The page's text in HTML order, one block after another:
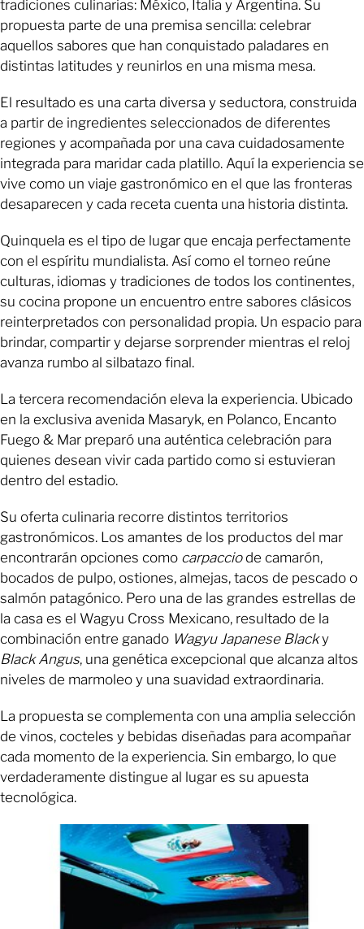
tradiciones culinarias: México, Italia y Argentina. Su
propuesta parte de una premisa sencilla: celebrar
aquellos sabores que han conquistado paladares en
distintas latitudes y reunirlos en una misma mesa.
El resultado es una carta diversa y seductora, construida
a partir de ingredientes seleccionados de diferentes
regiones y acompañada por una cava cuidadosamente
integrada para maridar cada platillo. Aquí la experiencia se
vive como un viaje gastronómico en el que las fronteras
desaparecen y cada receta cuenta una historia distinta.
Quinquela es el tipo de lugar que encaja perfectamente
con el espíritu mundialista. Así como el torneo reúne
culturas, idiomas y tradiciones de todos los continentes,
su cocina propone un encuentro entre sabores clásicos
reinterpretados con personalidad propia. Un espacio para
brindar, compartir y dejarse sorprender mientras el reloj
avanza rumbo al silbatazo final.
La tercera recomendación eleva la experiencia. Ubicado
en la exclusiva avenida Masaryk, en Polanco, Encanto
Fuego & Mar preparó una auténtica celebración para
quienes desean vivir cada partido como si estuvieran
dentro del estadio.
Su oferta culinaria recorre distintos territorios
gastronómicos. Los amantes de los productos del mar
encontrarán opciones como carpacciode camarón,
bocados de pulpo, ostiones, almejas, tacos de pescado o
salmón patagónico. Pero una de las grandes estrellas de
la casa es el Wagyu Cross Mexicano, resultado de la
combinación entre ganado Wagyu Japanese Blacky
Black Angus, una genética excepcional que alcanza altos
niveles de marmoleo y una suavidad extraordinaria.
La propuesta se complementa con una amplia selección
de vinos, cocteles y bebidas diseñadas para acompañar
cada momento de la experiencia. Sin embargo, lo que
verdaderamente distingue al lugar es su apuesta
tecnológica.